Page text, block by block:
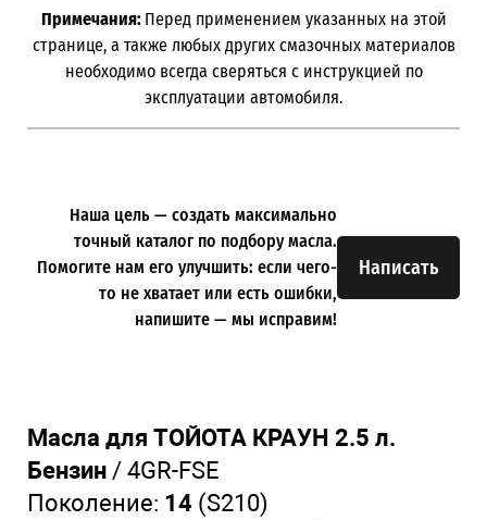
Примечания: Перед применением указанных на этой
странице, а также любых других смазочных материалов
необходимо всегда сверяться с инструкцией по
эксплуатации автомобиля.
Написать
Наша цель — создать максимально
точный каталог по подбору масла.
Помогите нам его улучшить: если чего-
то не хватает или есть ошибки,
напишите — мы исправим!
Масла для ТОЙОТА КРАУН 2.5 л.
Бензин / 4GR-FSE
Поколение: 14 (S210)